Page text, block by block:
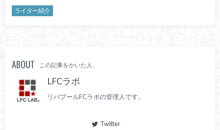
ライター紹介
ABOUT この記事をかいた人
LFCラボ
リバプールFCラボの管理人です。
Twitter